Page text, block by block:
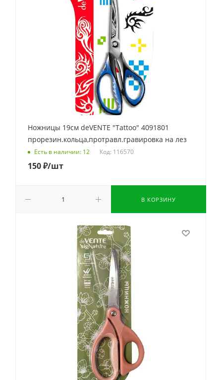
Ножницы 19см deVENTE "Tattoo" 4091801
прорезин.кольца,протравл.гравировка на лез
Есть в наличии: 12 Код: 116570
150₽/шт
В КОРЗИНУ